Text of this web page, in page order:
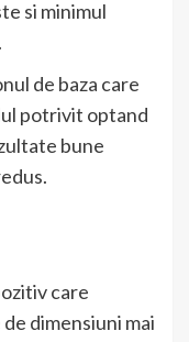
si minimul
de baza care
potrivit optand
bune
care
dimensiuni mai